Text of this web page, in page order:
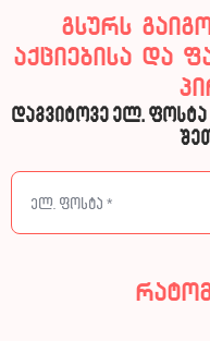
გსურს
აქციებისა და
დაგვიტოვე ელ.